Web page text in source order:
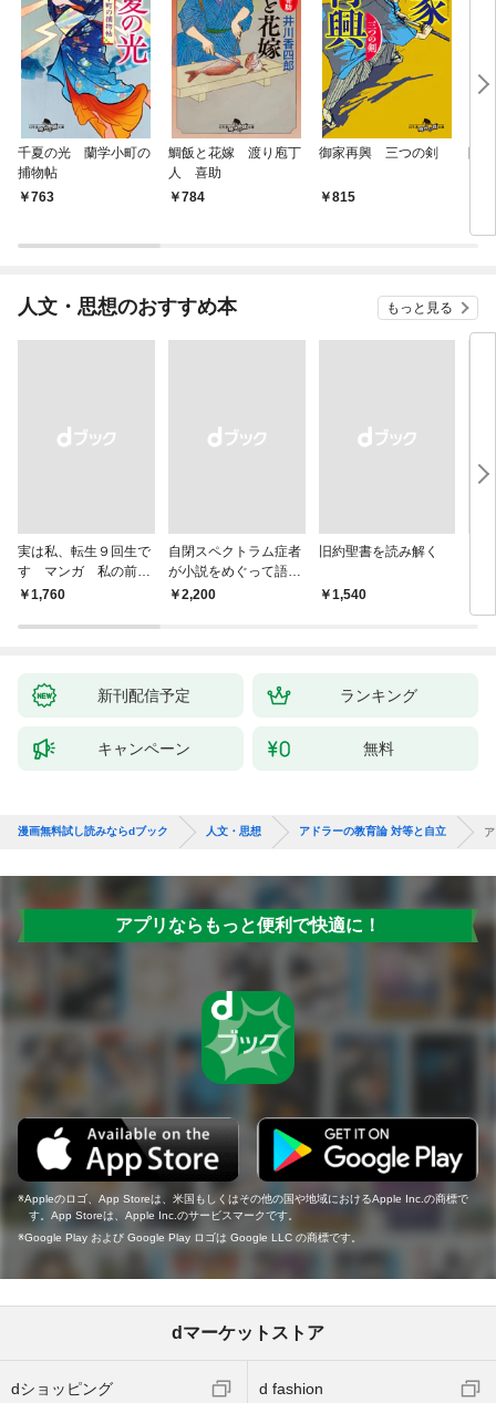
千夏の光 蘭学小町の
捕物帖
763
鯛飯と花嫁 渡り庖丁
人 喜助
784
御家再興 三つの剣
815
人文・思想のおすすめ本 もっと見る
実は私、転生９回生で
す マンガ 私の前世
物語
￥1,760
自閉スペクトラム症者
が小説をめぐって語り
あう
￥2,200
旧約聖書を読み解く
￥1,540
新刊配信予定 ランキング
キャンペーン 無料
漫画無料試し読みならdブック 人文・思想 アドラーの教育論 対等と自立
アプリならもっと便利で快適に！
Appleのロゴ、App Storeは、米国もしくはその他の国や地域におけるApple Inc.の商標で
す。App Storeは、Apple Inc.のサービスマークです。
Google Play および Google Play ロゴは Google LLC の商標です。
dマーケットストア
dショッピング d fashion